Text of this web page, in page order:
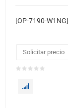
Solicitar precio